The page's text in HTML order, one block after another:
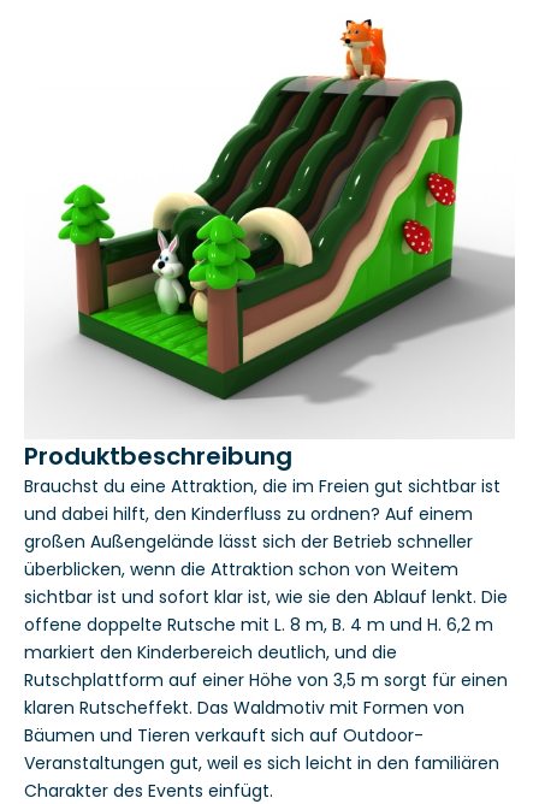
Produktbeschreibung
Brauchst du eine Attraktion, die im Freien gut sichtbar ist
und dabei hilft, den Kinderfluss zu ordnen? Auf einem
großen Außengelände lässt sich der Betrieb schneller
überblicken, wenn die Attraktion schon von Weitem
sichtbar ist und sofort klar ist, wie sie den Ablauf lenkt. Die
offene doppelte Rutsche mit L. 8 m, B. 4 m und H. 6,2 m
markiert den Kinderbereich deutlich, und die
Rutschplattform auf einer Höhe von 3,5 m sorgt für einen
klaren Rutscheffekt. Das Waldmotiv mit Formen von
Bäumen und Tieren verkauft sich auf Outdoor-
Veranstaltungen gut, weil es sich leicht in den familiären
Charakter des Events einfügt.